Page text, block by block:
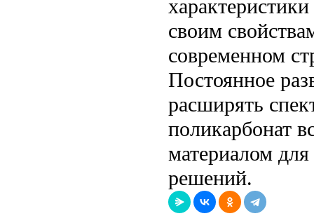
своим
современном
Постоянное
расширять
поликарбонат
материалом
решений.